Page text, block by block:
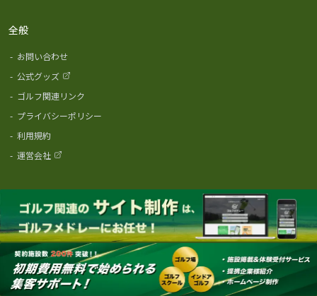
全般
- お問い合わせ
- 公式グッズ
- ゴルフ関連リンク
- プライバシーポリシー
- 利用規約
- 運営会社